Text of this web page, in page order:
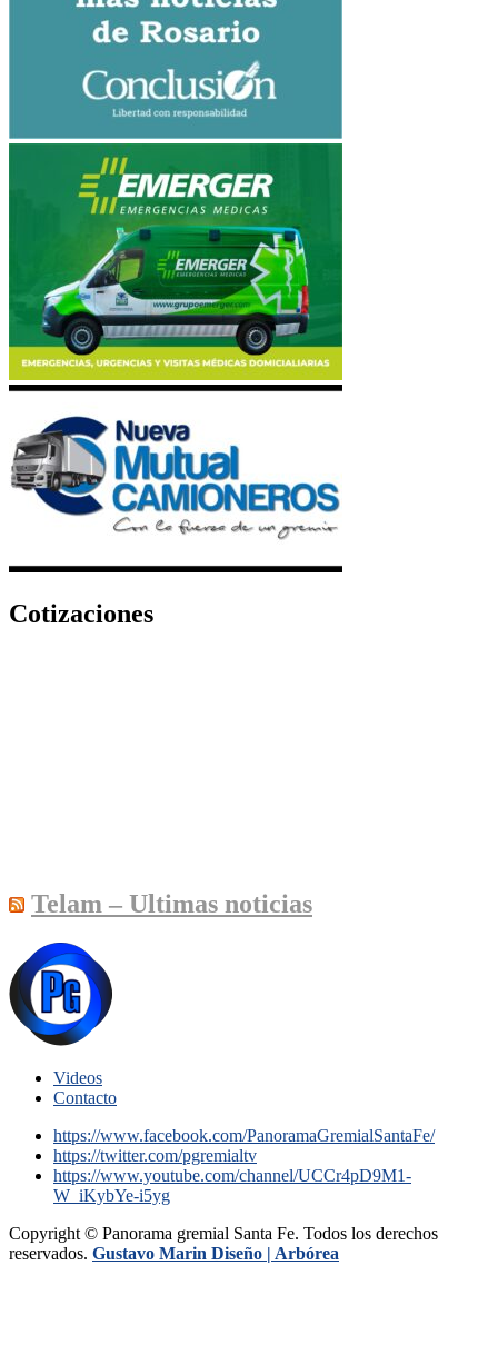
Cotizaciones
Telam – Ultimas noticias
Videos
Contacto
https://www.facebook.com/PanoramaGremialSantaFe/
https://twitter.com/pgremialtv
https://www.youtube.com/channel/UCCr4pD9M1-
W_iKybYe-i5yg
Copyright © Panorama gremial Santa Fe. Todos los derechos
reservados. Gustavo Marin Diseño | Arbórea